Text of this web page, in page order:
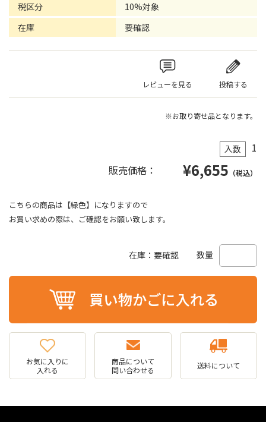
税区分
10%対象
在庫
要確認
レビューを見る 投稿する
※お取り寄せ品となります。
入数
1
販売価格：
¥6,655 （税込）
こちらの商品は【緑色】になりますので
お買い求めの際は、ご確認をお願い致します。
在庫：要確認 数量
お気に入りに
入れる
商品について
問い合わせる
送料について